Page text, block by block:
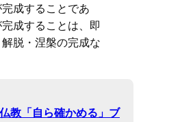
成することであ
成することは、即
脱・涅槃の完成な
教「自ら確かめる」ブ